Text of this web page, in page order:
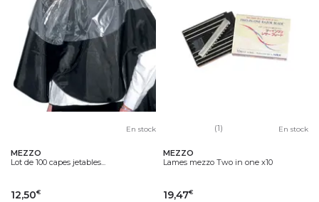
En stock
MEZZO
Lot de 100 capes jetables...
12,50€
(1) En stock
MEZZO
Lames mezzo Two in one x10
19,47€